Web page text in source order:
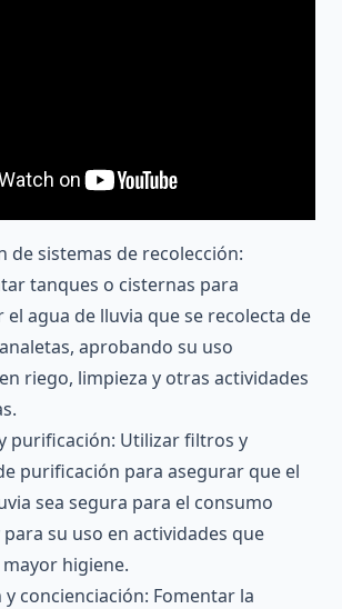
de sistemas de recolección:
tanques o cisternas para
el agua de lluvia que se recolecta de
aprobando su uso
riego, limpieza y otras actividades
purificación: Utilizar filtros y
purificación para asegurar que el
sea segura para el consumo
su uso en actividades que
higiene.
y concienciación: Fomentar la